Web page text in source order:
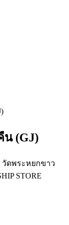
น (GJ)
ดพระหยกขาว
STORE